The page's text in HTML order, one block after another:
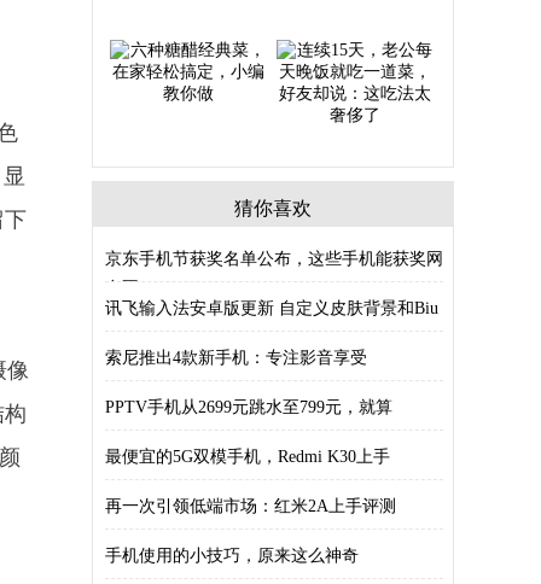
下
像
构
猜你喜欢
京东手机节获奖名单公布，这些手机能获奖网
友不
讯飞输入法安卓版更新 自定义皮肤背景和Biu
索尼推出4款新手机：专注影音享受
PPTV手机从2699元跳水至799元，就算
最便宜的5G双模手机，Redmi K30上手
再一次引领低端市场：红米2A上手评测
手机使用的小技巧，原来这么神奇